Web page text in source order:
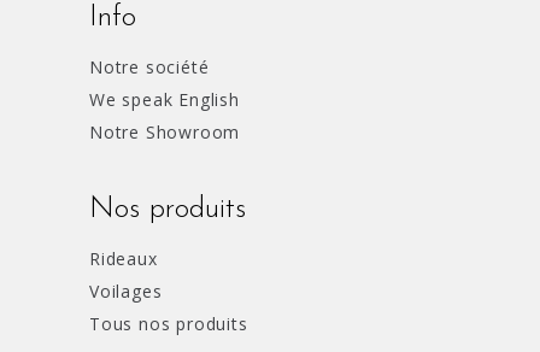
Info
Notre société
We speak English
Notre Showroom
Nos produits
Rideaux
Voilages
Tous nos produits